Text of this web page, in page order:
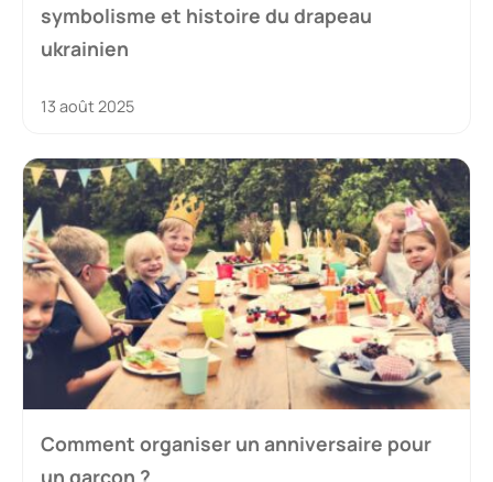
symbolisme et histoire du drapeau
ukrainien
13 août 2025
Comment organiser un anniversaire pour